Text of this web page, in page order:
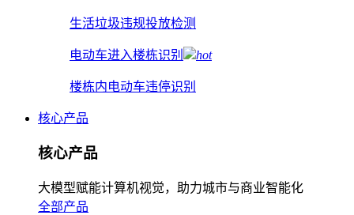
生活垃圾违规投放检测
电动车进入楼栋识别 hot
楼栋内电动车违停识别
核心产品
核心产品
大模型赋能计算机视觉，助力城市与商业智能化
全部产品